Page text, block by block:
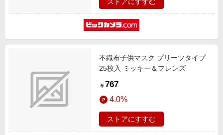
不織布子供マスク プリーツタイプ
25枚入 ミッキー＆フレンズ
￥ 767
4.0%
ストアにすすむ